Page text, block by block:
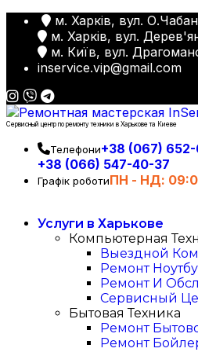
м. Харків, вул.
м. Харків, вул.
м. Київ, вул.
inservice.vip@gmail.com
Сервисный центр по ремонту техники в Харькове та Киеве
Телефони+38 (067)
+38 (066) 547-40-37
Графік роботиПН - НД:
Услуги в Харькове
Компьютерная
Выездной
Ремонт
Ремонт И
Сервисный
Бытовая Техника
Ремонт
Ремонт